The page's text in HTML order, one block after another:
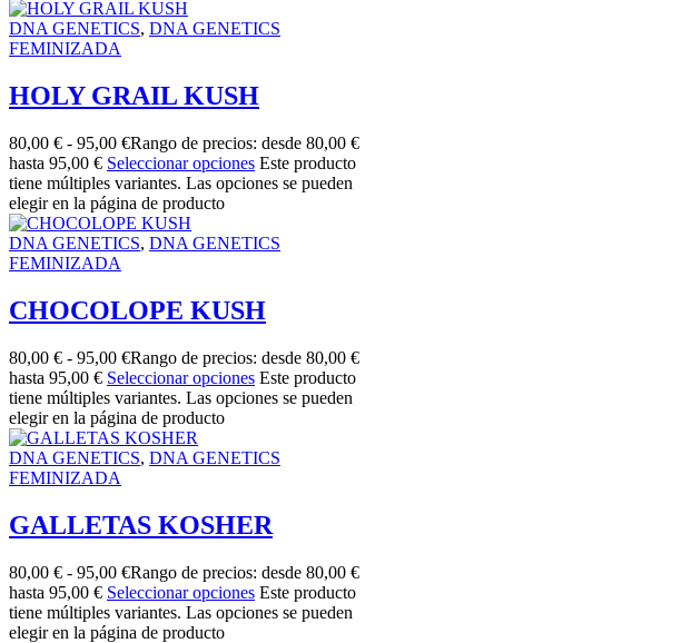
DNA GENETICS, DNA GENETICS
FEMINIZADA
HOLY GRAIL KUSH
80,00 € - 95,00 €Rango de precios: desde 80,00 €
hasta 95,00 € Seleccionar opciones Este producto
tiene múltiples variantes. Las opciones se pueden
elegir en la página de producto
DNA GENETICS, DNA GENETICS
FEMINIZADA
CHOCOLOPE KUSH
80,00 € - 95,00 €Rango de precios: desde 80,00 €
hasta 95,00 € Seleccionar opciones Este producto
tiene múltiples variantes. Las opciones se pueden
elegir en la página de producto
DNA GENETICS, DNA GENETICS
FEMINIZADA
GALLETAS KOSHER
80,00 € - 95,00 €Rango de precios: desde 80,00 €
hasta 95,00 € Seleccionar opciones Este producto
tiene múltiples variantes. Las opciones se pueden
elegir en la página de producto